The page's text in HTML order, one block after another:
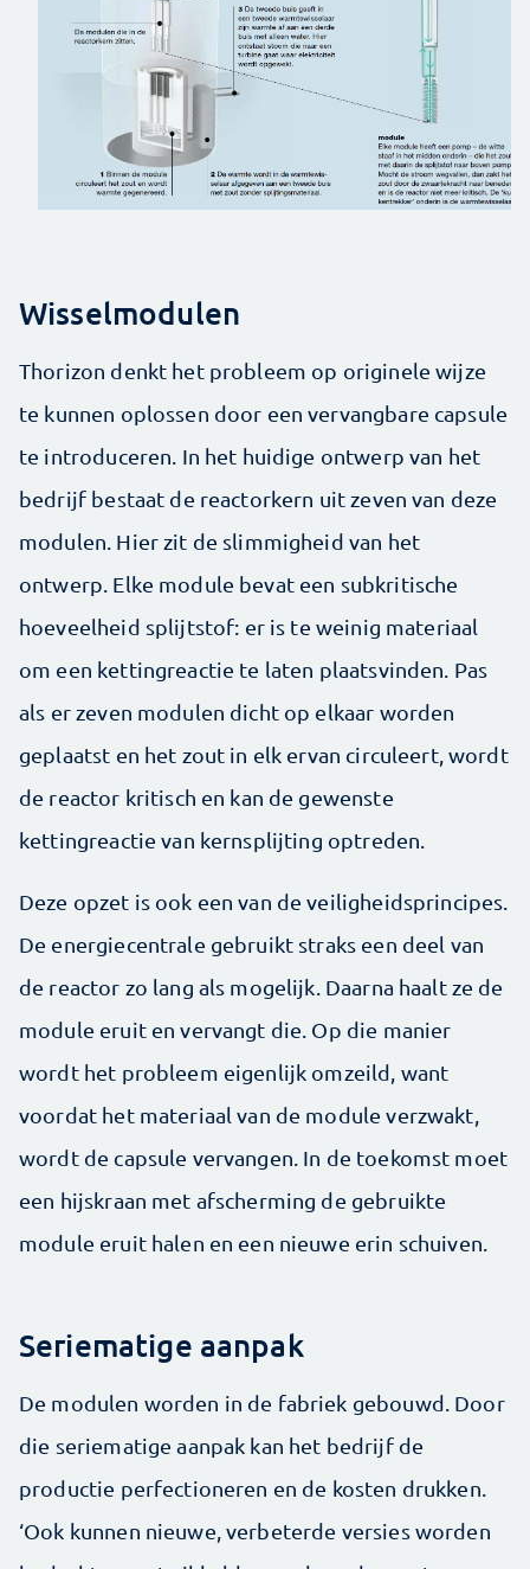
Wisselmodulen
Thorizon denkt het probleem op originele wijze
te kunnen oplossen door een vervangbare capsule
te introduceren. In het huidige ontwerp van het
bedrijf bestaat de reactorkern uit zeven van deze
modulen. Hier zit de slimmigheid van het
ontwerp. Elke module bevat een subkritische
hoeveelheid splijtstof: er is te weinig materiaal
om een kettingreactie te laten plaatsvinden. Pas
als er zeven modulen dicht op elkaar worden
geplaatst en het zout in elk ervan circuleert, wordt
de reactor kritisch en kan de gewenste
kettingreactie van kernsplijting optreden.
Deze opzet is ook een van de veiligheidsprincipes.
De energiecentrale gebruikt straks een deel van
de reactor zo lang als mogelijk. Daarna haalt ze de
module eruit en vervangt die. Op die manier
wordt het probleem eigenlijk omzeild, want
voordat het materiaal van de module verzwakt,
wordt de capsule vervangen. In de toekomst moet
een hijskraan met afscherming de gebruikte
module eruit halen en een nieuwe erin schuiven.
Seriematige aanpak
De modulen worden in de fabriek gebouwd. Door
die seriematige aanpak kan het bedrijf de
productie perfectioneren en de kosten drukken.
‘Ook kunnen nieuwe, verbeterde versies worden